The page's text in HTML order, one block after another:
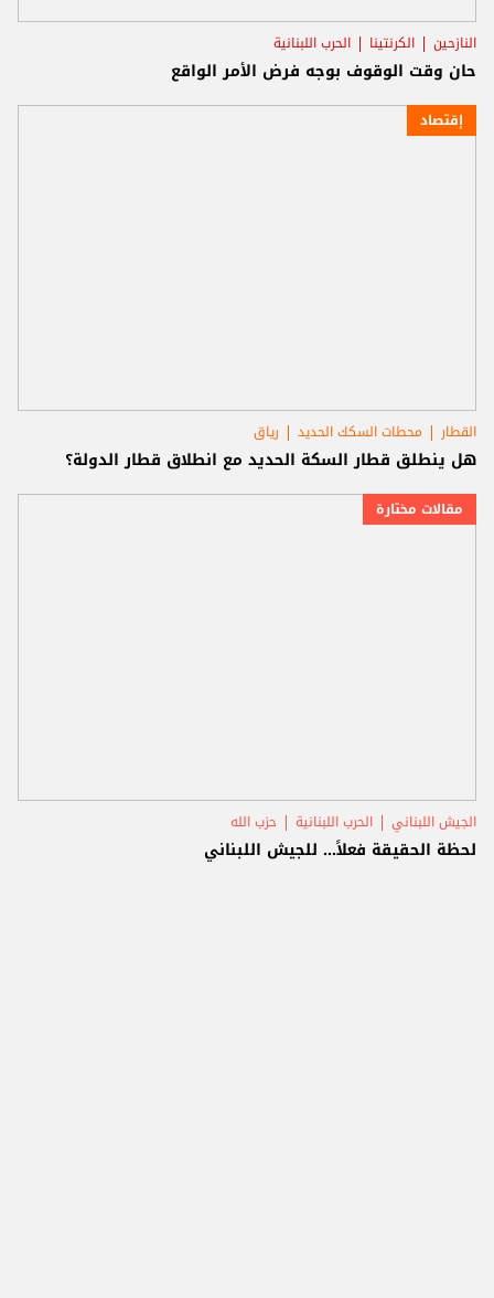
النازحين الكرنتينا الحرب اللبنانية
حان وقت الوقوف بوجه فرض الأمر الواقع
إقتصاد
القطار محطات السكك الحديد رياق
هل ينطلق قطار السكة الحديد مع انطلاق قطار الدولة؟
مقالات مختارة
الجيش اللبناني الحرب اللبنانية حزب الله
لحظة الحقيقة فعلاً... للجيش اللبناني